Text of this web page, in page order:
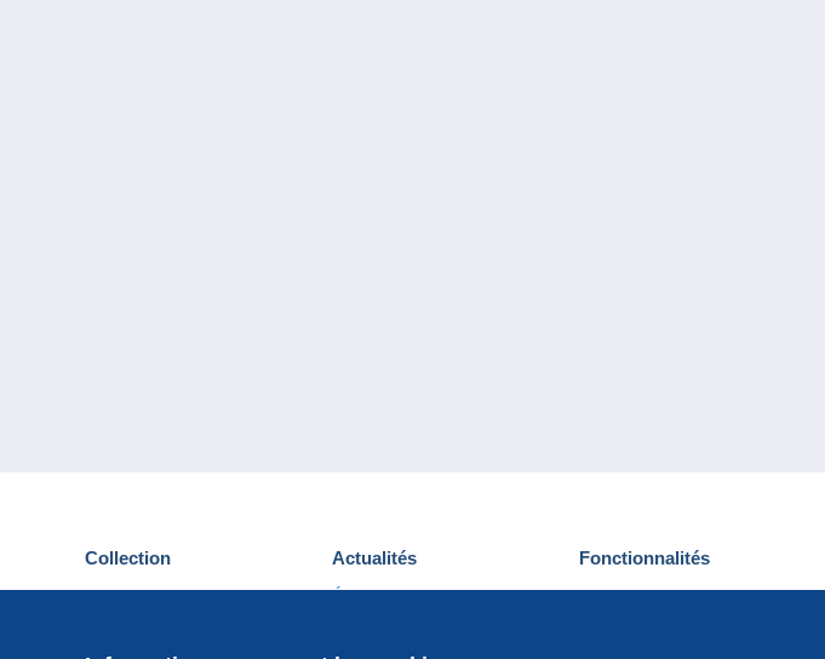
Collection
Cartes postales
Actualités
Événements Delcampe
Fonctionnalités
Nouveautés